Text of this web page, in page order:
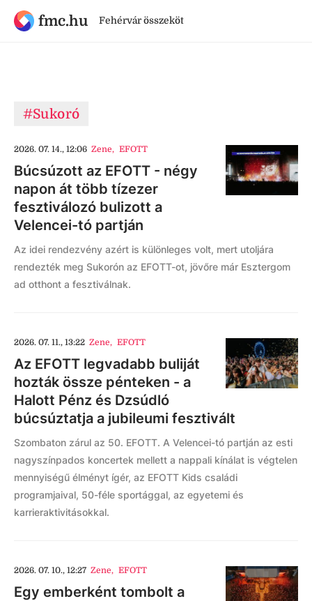
fmc.hu Fehérvár összeköt
#Sukoró
2026. 07. 14., 12:06 Zene, EFOTT
Búcsúzott az EFOTT - négy
napon át több tízezer
fesztiválozó bulizott a
Velencei-tó partján
Az idei rendezvény azért is különleges volt, mert utoljára
rendezték meg Sukorón az EFOTT-ot, jövőre már Esztergom
ad otthont a fesztiválnak.
2026. 07. 11., 13:22 Zene, EFOTT
Az EFOTT legvadabb buliját
hozták össze pénteken - a
Halott Pénz és Dzsúdló
búcsúztatja a jubileumi fesztivált
Szombaton zárul az 50. EFOTT. A Velencei-tó partján az esti
nagyszínpados koncertek mellett a nappali kínálat is végtelen
mennyiségű élményt ígér, az EFOTT Kids családi
programjaival, 50-féle sportággal, az egyetemi és
karrieraktivitásokkal.
2026. 07. 10., 12:27 Zene, EFOTT
Egy emberként tombolt a